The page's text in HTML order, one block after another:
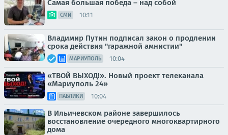
Самая большая победа – над собой
СМИ 10:11
Владимир Путин подписал закон о продлении
срока действия "гаражной амнистии"
МАРИУПОЛЬ 10:04
«ТВОЙ ВЫХОД!». Новый проект телеканала
«Мариуполь 24»
ПАБЛИКИ 10:04
В Ильичевском районе завершилось
восстановление очередного многоквартирного
дома